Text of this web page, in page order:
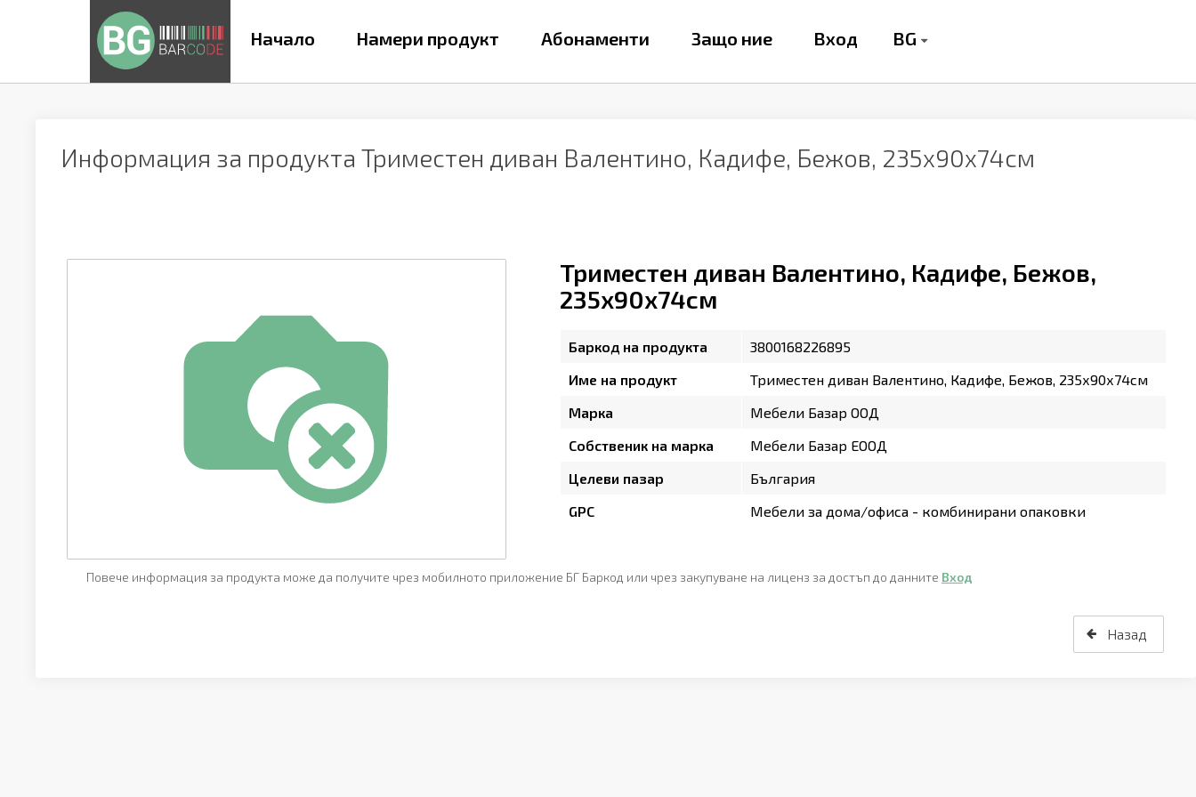
Начало Намери продукт Абонаменти Защо ние Вход BG
Информация за продуктаТриместен диван Валентино, Кадифе, Бежов, 235х90х74см
Триместен диван Валентино, Кадифе, Бежов,
235х90х74см
Баркод на продукта
3800168226895
Име на продукт
Триместен диван Валентино, Кадифе, Бежов, 235х90х74см
Марка
Мебели Базар ООД
Собственик на марка
Мебели Базар ЕООД
Целеви пазар
България
GPC
Мебели за дома/офиса - комбинирани опаковки
Повече информация за продукта може да получите чрез мобилното приложение БГ Баркод или чрез закупуване на лиценз за достъп до данните Вход
Назад